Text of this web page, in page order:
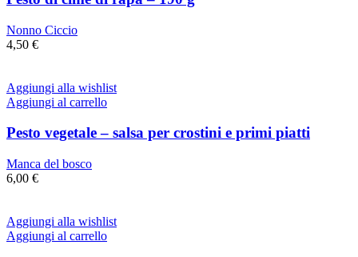
Nonno Ciccio
4,50 €
Aggiungi alla wishlist
Aggiungi al carrello
Pesto vegetale – salsa per crostini e primi piatti
Manca del bosco
6,00 €
Aggiungi alla wishlist
Aggiungi al carrello